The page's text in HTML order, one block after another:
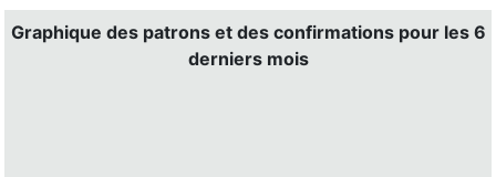
Graphique des patrons et des confirmations pour les 6
derniers mois